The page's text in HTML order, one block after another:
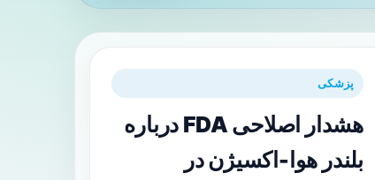
پزشکی
هشدار اصلاحی FDA درباره
بلندر هوا-اکسیژن در